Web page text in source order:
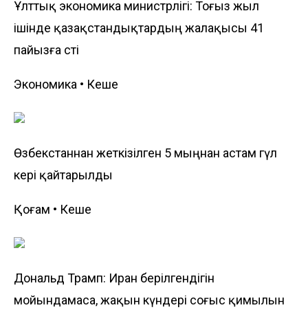
Ұлттық экономика министрлігі: Тоғыз жыл
ішінде қазақстандықтардың жалақысы 41
пайызға өсті
Экономика • Кеше
Өзбекстаннан жеткізілген 5 мыңнан астам гүл
кері қайтарылды
Қоғам • Кеше
Дональд Трамп: Иран берілгендігін
мойындамаса, жақын күндері соғыс қимылын